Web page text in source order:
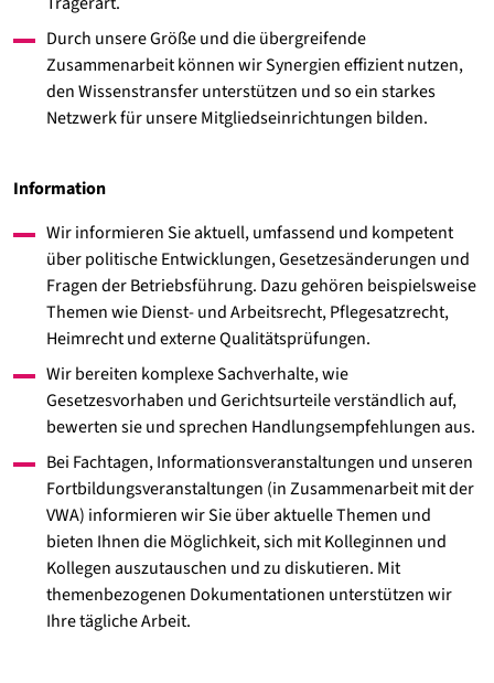
Durch unsere Größe und die übergreifende
Zusammenarbeit können wir Synergien effizient nutzen,
den Wissenstransfer unterstützen und so ein starkes
Netzwerk für unsere Mitgliedseinrichtungen bilden.
Information
Wir informieren Sie aktuell, umfassend und kompetent
über politische Entwicklungen, Gesetzesänderungen und
Fragen der Betriebsführung. Dazu gehören beispielsweise
Themen wie Dienst- und Arbeitsrecht, Pflegesatzrecht,
Heimrecht und externe Qualitätsprüfungen.
Wir bereiten komplexe Sachverhalte, wie
Gesetzesvorhaben und Gerichtsurteile verständlich auf,
bewerten sie und sprechen Handlungsempfehlungen aus.
Bei Fachtagen, Informationsveranstaltungen und unseren
Fortbildungsveranstaltungen (in Zusammenarbeit mit der
VWA) informieren wir Sie über aktuelle Themen und
bieten Ihnen die Möglichkeit, sich mit Kolleginnen und
Kollegen auszutauschen und zu diskutieren. Mit
themenbezogenen Dokumentationen unterstützen wir
Ihre tägliche Arbeit.